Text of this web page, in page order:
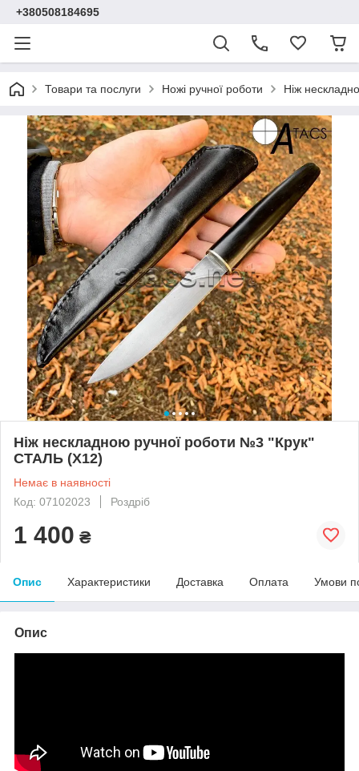
+380508184695
Товари та послуги Ножі ручної роботи Ніж
Ніж нескладною ручної роботи №3 "Крук"
СТАЛЬ (Х12)
Немає в наявності
Код: 07102023
Роздріб
1 400 ₴
Опис Характеристики Доставка Оплата Умови
Опис